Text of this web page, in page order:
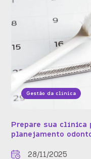
Gestão da clínica
Prepare sua clínica
planejamento
28/11/2025